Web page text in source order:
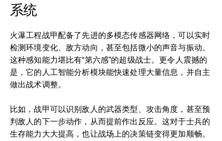
系统
火瀑工程战甲配备了先进的多模态传感器网络，可以实时
检测环境变化、敌方动向，甚至包括微小的声音与振动。
这种感知能力堪比有“第六感”的超级战士。更令人震撼的
是，它的人工智能分析模块能快速处理大量信息，并自主
做出战术调整。
比如，战甲可以识别敌人的武器类型、攻击角度，甚至预
判敌人的下一步动作，从而提前作出反应。这对于士兵的
生存能力大大提高，也让战场上的决策链变得更加顺畅。